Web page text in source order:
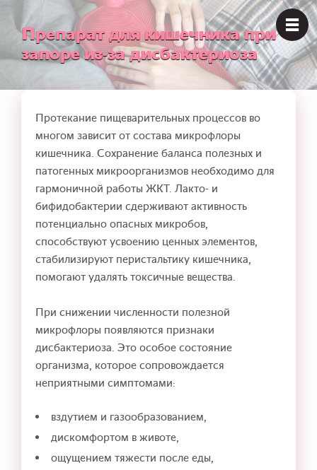
Препарат для кишечника при
запоре из-за дисбактериоза
Протекание пищеварительных процессов во
многом зависит от состава микрофлоры
кишечника. Сохранение баланса полезных и
патогенных микроорганизмов необходимо для
гармоничной работы ЖКТ. Лакто- и
бифидобактерии сдерживают активность
потенциально опасных микробов,
способствуют усвоению ценных элементов,
стабилизируют перистальтику кишечника,
помогают удалять токсичные вещества.
При снижении численности полезной
микрофлоры появляются признаки
дисбактериоза. Это особое состояние
организма, которое сопровождается
неприятными симптомами:
вздутием и газообразованием,
дискомфортом в животе,
ощущением тяжести после еды,